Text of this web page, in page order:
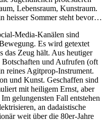
Lebensraum, Kunstraum.
heisser Sommer steht bevor…
Media-Kanälen sind
Es wird getextet
das Zeug hält. Aus heutiger
und Aufrufen (oft
reines Agitprop-Instrument.
und Kunst. Geschaffen sind
mit heiligem Ernst, aber
gelungensten Fall entstehen
an dadaistische
weit über die 80er-Jahre